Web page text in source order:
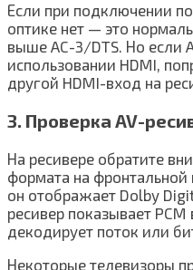
Если при подключении
оптике нет — это
выше AC-3/DTS. Но если
использовании HDMI,
другой HDMI-вход на
3. Проверка AV-
На ресивере обратите
формата на
он отображает Dolby
ресивер показывает
декодирует поток или
Некоторые телевизоры